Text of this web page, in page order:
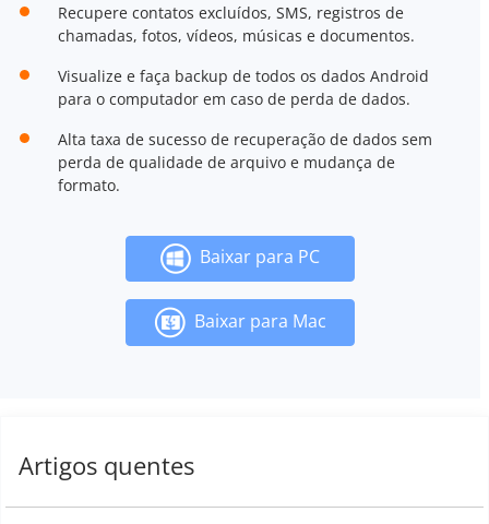
Recupere contatos excluídos, SMS, registros de
chamadas, fotos, vídeos, músicas e documentos.
Visualize e faça backup de todos os dados Android
para o computador em caso de perda de dados.
Alta taxa de sucesso de recuperação de dados sem
perda de qualidade de arquivo e mudança de
formato.
Baixar para PC
Baixar para Mac
Artigos quentes